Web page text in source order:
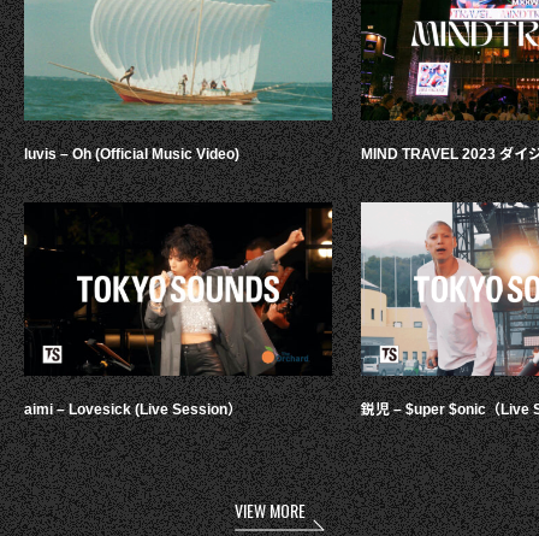
luvis – Oh (Official Music Video)
aimi – Lovesick (Live Session）
MIND TRAVEL 2023 ダイ
鋭児 – $uper $onic（Live
VIEW MORE